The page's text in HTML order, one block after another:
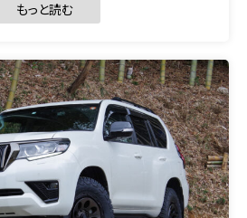
もっと読む